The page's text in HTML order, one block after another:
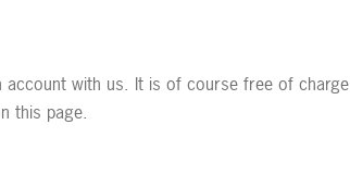
account with us. It is of course free of charge
this page.